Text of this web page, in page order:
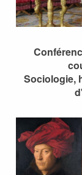
Sociologie,